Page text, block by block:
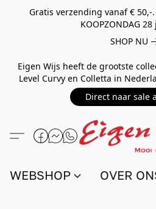
Gratis verzending vanaf €
KOOPZONDAG
SHOP NU
Eigen Wijs heeft de grootste
Level Curvy en Colletta in
Direct naar sale
WEBSHOP OVER